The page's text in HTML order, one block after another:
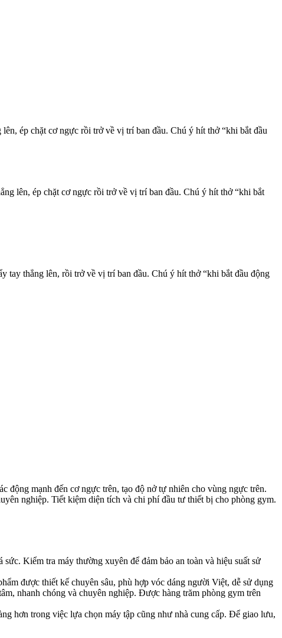
ép chặt cơ ngực rồi trở về vị trí ban đầu. Chú ý hít thở “khi bắt đầu
lên, ép chặt cơ ngực rồi trở về vị trí ban đầu. Chú ý hít thở “khi bắt
tay thẳng lên, rồi trở về vị trí ban đầu. Chú ý hít thở “khi bắt đầu động
động mạnh đến cơ ngực trên, tạo độ nở tự nhiên cho vùng ngực trên.
nghiệp. Tiết kiệm diện tích và chi phí đầu tư thiết bị cho phòng gym.
Kiểm tra máy thường xuyên để đảm bảo an toàn và hiệu suất sử
được thiết kế chuyên sâu, phù hợp vóc dáng người Việt, dễ sử dụng
nhanh chóng và chuyên nghiệp. Được hàng trăm phòng gym trên
hơn trong việc lựa chọn máy tập cũng như nhà cung cấp. Để giao lưu,